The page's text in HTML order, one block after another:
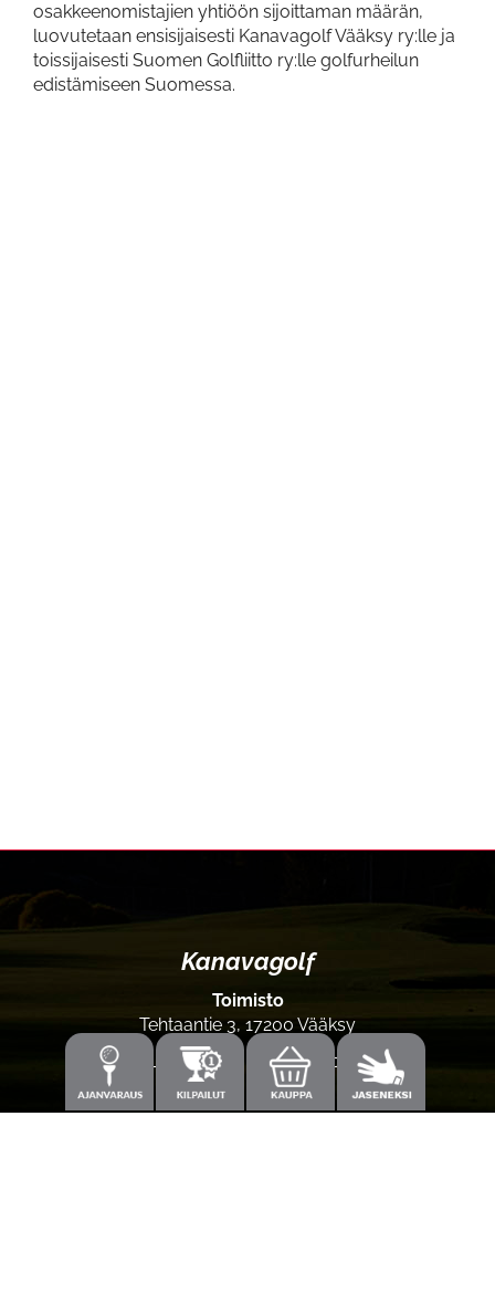
osakkeenomistajien yhtiöön sijoittaman määrän,
luovutetaan ensisijaisesti Kanavagolf Vääksy ry:lle ja
toissijaisesti Suomen Golfliitto ry:lle golfurheilun
edistämiseen Suomessa.
Kanavagolf
Toimisto
Tehtaantie 3, 17200 Vääksy
Laajemmat yhteystiedot